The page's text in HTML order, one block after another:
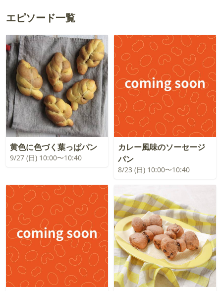
エピソード一覧
黄色に色づく葉っぱパン
9/27 (日) 10:00〜10:40
カレー風味のソーセージ
パン
8/23 (日) 10:00〜10:40